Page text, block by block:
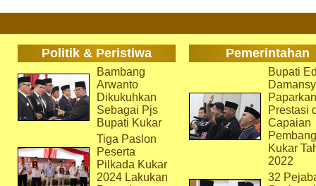
Politik & Peristiwa Pemerintahan
Bambang
Arwanto
Dikukuhkan
Sebagai Pjs
Bupati Kukar
Tiga Paslon
Peserta
Pilkada Kukar
2024 Lakukan
Bupati
Paparkan
Prestasi
Capaian
Kukar
2022
32